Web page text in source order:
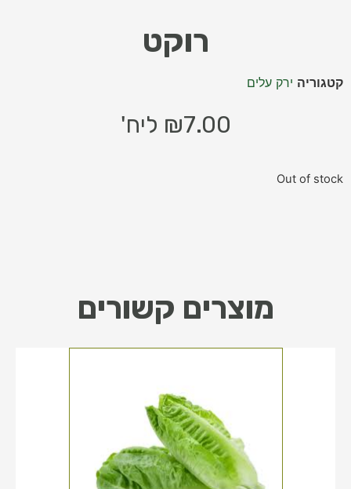
רוקט
קטגוריה ירק עלים
₪7.00 ליח'
Out of stock
מוצרים קשורים